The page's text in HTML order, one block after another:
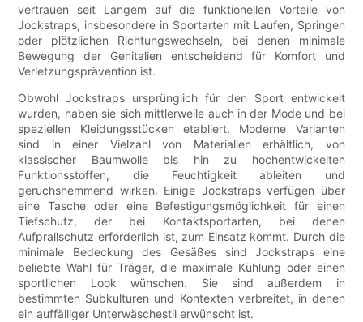
vertrauen seit Langem auf die funktionellen Vorteile von
Jockstraps, insbesondere in Sportarten mit Laufen, Springen
oder plötzlichen Richtungswechseln, bei denen minimale
Bewegung der Genitalien entscheidend für Komfort und
Verletzungsprävention ist.
Obwohl Jockstraps ursprünglich für den Sport entwickelt
wurden, haben sie sich mittlerweile auch in der Mode und bei
speziellen Kleidungsstücken etabliert. Moderne Varianten
sind in einer Vielzahl von Materialien erhältlich, von
klassischer Baumwolle bis hin zu hochentwickelten
Funktionsstoffen, die Feuchtigkeit ableiten und
geruchshemmend wirken. Einige Jockstraps verfügen über
eine Tasche oder eine Befestigungsmöglichkeit für einen
Tiefschutz, der bei Kontaktsportarten, bei denen
Aufprallschutz erforderlich ist, zum Einsatz kommt. Durch die
minimale Bedeckung des Gesäßes sind Jockstraps eine
beliebte Wahl für Träger, die maximale Kühlung oder einen
sportlichen Look wünschen. Sie sind außerdem in
bestimmten Subkulturen und Kontexten verbreitet, in denen
ein auffälliger Unterwäschestil erwünscht ist.